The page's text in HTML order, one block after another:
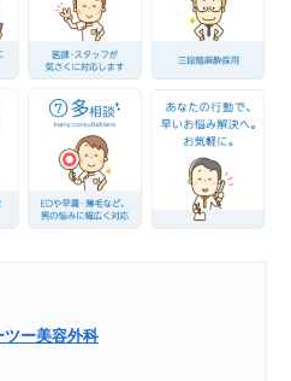
ツー美容外科